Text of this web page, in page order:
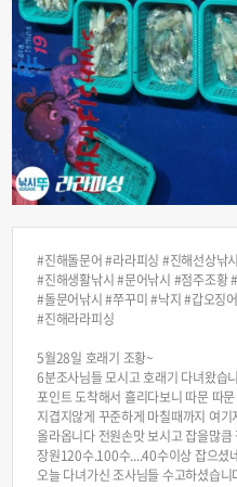
#진해돌문어 #라라피싱 #진해선상낚
#진해생활낚시 #문어낚시 #점주조황
#돌문어낚시 #쭈꾸미 #낙지 #갑오징
#진해라라피싱
5월28일 호래기 조황~
6분조사님들 모시고 호래기 다녀왔습
포인트 도착해서 흘리다보니 따문 따문
지겹지않게 꾸준하게 마칠때까지 여기
올라옵니다 전원손맛 보시고 잡을많
장원120수.100수....40수이상 잡으셨
오늘 다녀가신 조사님들 수고하셨습니